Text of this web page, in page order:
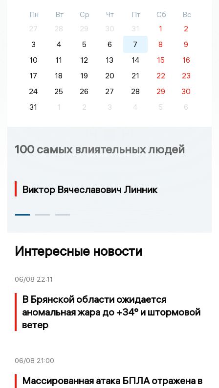
Пн Вт Ср Чт Пт Сб
Вс
27
28 29 30 31 1
2
3
4 5 6 7 8
9
10
11 12 13 14 15
16
17
18 19 20 21 22
23
24
25 26 27 28 29
30
31
1 2 3 4 5 6
100 самых влиятельных людей
Виктор Вячеславович Линник
Интересные новости
06/08 22:11
В Брянской области ожидается
аномальная жара до +34° и штормовой
ветер
06/08 21:00
Массированная атака БПЛА отражена в